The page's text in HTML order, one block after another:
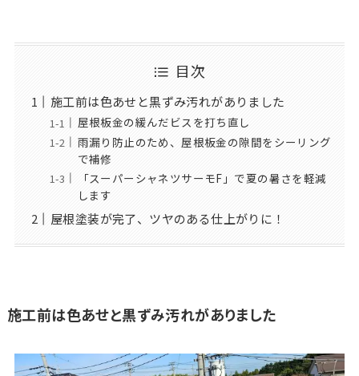
目次
施工前は色あせと黒ずみ汚れがありました
屋根板金の緩んだビスを打ち直し
雨漏り防止のため、屋根板金の隙間をシーリング
で補修
「スーパーシャネツサーモF」で夏の暑さを軽減
します
屋根塗装が完了、ツヤのある仕上がりに！
施工前は色あせと黒ずみ汚れがありました